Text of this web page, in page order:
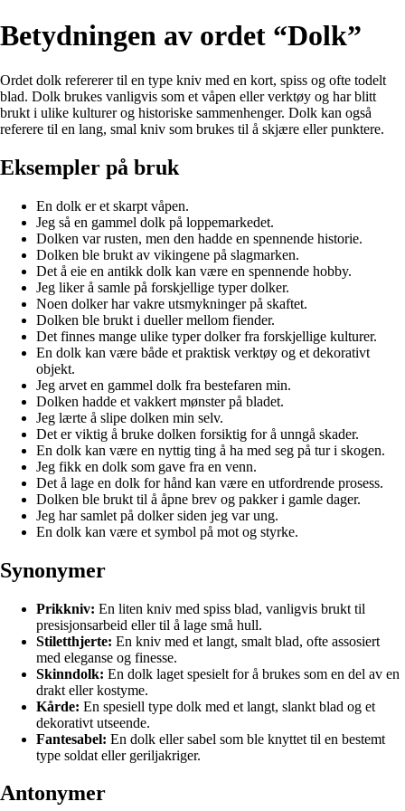
Betydningen av ordet “Dolk”
Ordet dolk refererer til en type kniv med en kort, spiss og ofte todelt
blad. Dolk brukes vanligvis som et våpen eller verktøy og har blitt
brukt i ulike kulturer og historiske sammenhenger. Dolk kan også
referere til en lang, smal kniv som brukes til å skjære eller punktere.
Eksempler på bruk
En dolk er et skarpt våpen.
Jeg så en gammel dolk på loppemarkedet.
Dolken var rusten, men den hadde en spennende historie.
Dolken ble brukt av vikingene på slagmarken.
Det å eie en antikk dolk kan være en spennende hobby.
Jeg liker å samle på forskjellige typer dolker.
Noen dolker har vakre utsmykninger på skaftet.
Dolken ble brukt i dueller mellom fiender.
Det finnes mange ulike typer dolker fra forskjellige kulturer.
En dolk kan være både et praktisk verktøy og et dekorativt
objekt.
Jeg arvet en gammel dolk fra bestefaren min.
Dolken hadde et vakkert mønster på bladet.
Jeg lærte å slipe dolken min selv.
Det er viktig å bruke dolken forsiktig for å unngå skader.
En dolk kan være en nyttig ting å ha med seg på tur i skogen.
Jeg fikk en dolk som gave fra en venn.
Det å lage en dolk for hånd kan være en utfordrende prosess.
Dolken ble brukt til å åpne brev og pakker i gamle dager.
Jeg har samlet på dolker siden jeg var ung.
En dolk kan være et symbol på mot og styrke.
Synonymer
Prikkniv: En liten kniv med spiss blad, vanligvis brukt til
presisjonsarbeid eller til å lage små hull.
Stiletthjerte: En kniv med et langt, smalt blad, ofte assosiert
med eleganse og finesse.
Skinndolk: En dolk laget spesielt for å brukes som en del av en
drakt eller kostyme.
Kårde: En spesiell type dolk med et langt, slankt blad og et
dekorativt utseende.
Fantesabel: En dolk eller sabel som ble knyttet til en bestemt
type soldat eller geriljakriger.
Antonymer